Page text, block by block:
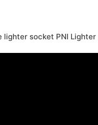
socket PNI Lighter